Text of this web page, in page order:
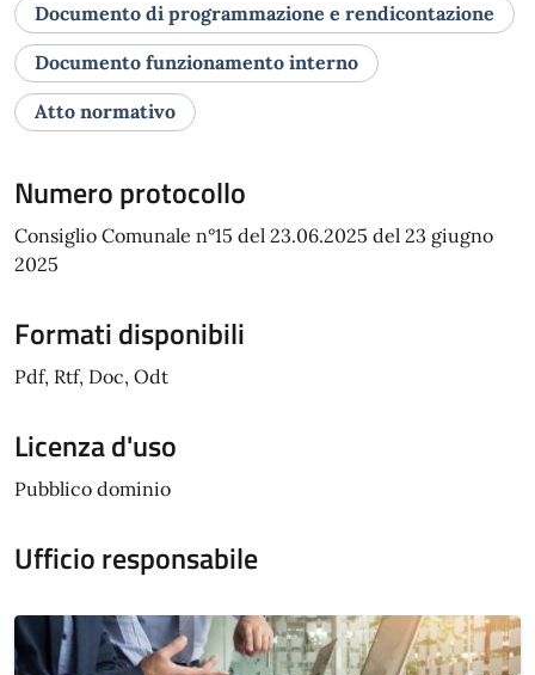
Documento di programmazione e rendicontazione
Documento funzionamento interno
Atto normativo
Numero protocollo
Consiglio Comunale n°15 del 23.06.2025 del 23 giugno
2025
Formati disponibili
Pdf, Rtf, Doc, Odt
Licenza d'uso
Pubblico dominio
Ufficio responsabile